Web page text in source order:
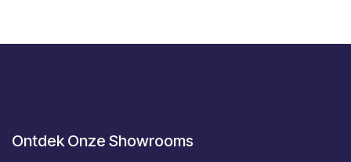
Ontdek Onze Showrooms